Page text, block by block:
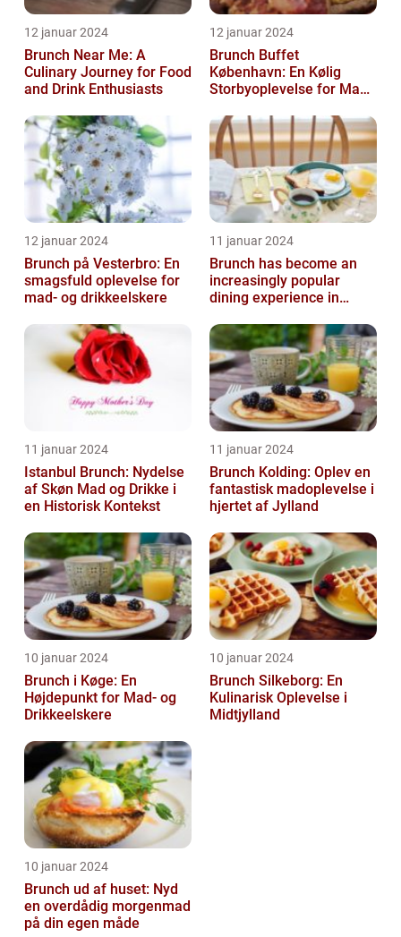
12 januar 2024
Brunch Near Me: A
Culinary Journey for Food
and Drink Enthusiasts
12 januar 2024
Brunch Buffet
København: En Kølig
Storbyoplevelse for Mad-
12 januar 2024
Brunch på Vesterbro: En
smagsfuld oplevelse for
mad- og drikkeelskere
11 januar 2024
Brunch has become an
increasingly popular
dining experience in
locals and tou...
11 januar 2024
Istanbul Brunch: Nydelse
af Skøn Mad og Drikke i
en Historisk Kontekst
11 januar 2024
Brunch Kolding: Oplev en
fantastisk madoplevelse i
hjertet af Jylland
10 januar 2024
Brunch i Køge: En
Højdepunkt for Mad- og
Drikkeelskere
10 januar 2024
Brunch Silkeborg: En
Kulinarisk Oplevelse i
Midtjylland
10 januar 2024
Brunch ud af huset: Nyd
en overdådig morgenmad
på din egen måde